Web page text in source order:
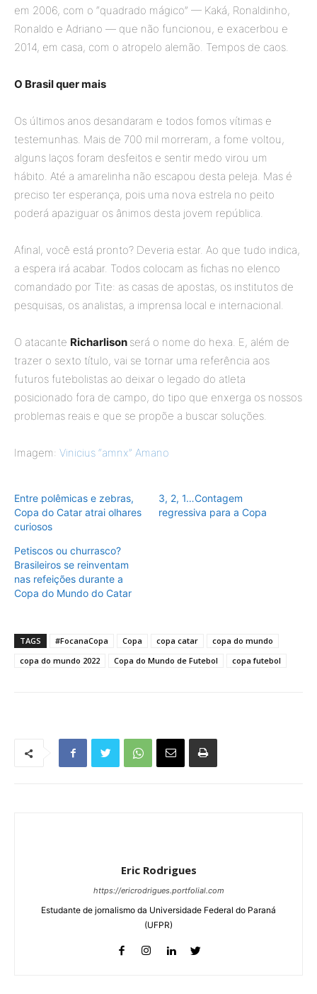
em 2006, com o “quadrado mágico” — Kaká, Ronaldinho,
Ronaldo e Adriano — que não funcionou, e exacerbou e
2014, em casa, com o atropelo alemão. Tempos de caos.
O Brasil quer mais
Os últimos anos desandaram e todos fomos vítimas e
testemunhas. Mais de 700 mil morreram, a fome voltou,
alguns laços foram desfeitos e sentir medo virou um
hábito. Até a amarelinha não escapou desta peleja. Mas é
preciso ter esperança, pois uma nova estrela no peito
poderá apaziguar os ânimos desta jovem república.
Afinal, você está pronto? Deveria estar. Ao que tudo indica,
a espera irá acabar. Todos colocam as fichas no elenco
comandado por Tite: as casas de apostas, os institutos de
pesquisas, os analistas, a imprensa local e internacional.
O atacante Richarlison será o nome do hexa. E, além de
trazer o sexto título, vai se tornar uma referência aos
futuros futebolistas ao deixar o legado do atleta
posicionado fora de campo, do tipo que enxerga os nossos
problemas reais e que se propõe a buscar soluções.
Imagem: Vinicius “amnx” Amano
Entre polêmicas e zebras,
Copa do Catar atrai olhares
curiosos
3, 2, 1…Contagem
regressiva para a Copa
Petiscos ou churrasco?
Brasileiros se reinventam
nas refeições durante a
Copa do Mundo do Catar
TAGS #FocanaCopa Copa copa catar
copa do mundo
copa do mundo 2022
Copa do Mundo de Futebol copa futebol
Eric Rodrigues
https://ericrodrigues.portfolial.com
Estudante de jornalismo da Universidade Federal do Paraná
(UFPR)